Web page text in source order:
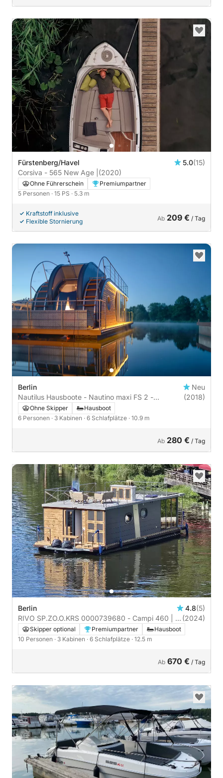
Fürstenberg/Havel 5.0(15)
Corsiva - 565 New Age | (2020)
Ohne Führerschein
Premiumpartner
5 Personen · 15 PS · 5.3 m
Kraftstoff inklusive
Flexible Stornierung
Ab 209 € / Tag
Berlin
Neu
Nautilus Hausboote - Nautino maxi FS 2 -
führerscheinfrei | 3 Kabinen
(2018)
Ohne Skipper
Hausboot
6 Personen · 3 Kabinen · 6 Schlafplätze · 10.9 m
Ab 280 € / Tag
Berlin 4.8(5)
RIVO SP.ZO.O.KRS 0000739680 - Campi 460 | 3
Kabinen
(2024)
Skipper optional Premiumpartner
Hausboot
10 Personen · 3 Kabinen · 6 Schlafplätze · 12.5 m
Ab 670 € / Tag